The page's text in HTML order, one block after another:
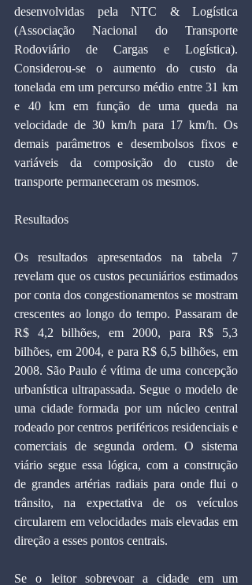
desenvolvidas pela NTC & Logística
(Associação Nacional do Transporte
Rodoviário de Cargas e Logística).
Considerou-se o aumento do custo da
tonelada em um percurso médio entre 31 km
e 40 km em função de uma queda na
velocidade de 30 km/h para 17 km/h. Os
demais parâmetros e desembolsos fixos e
variáveis da composição do custo de
transporte permaneceram os mesmos.
Resultados
Os resultados apresentados na tabela 7
revelam que os custos pecuniários estimados
por conta dos congestionamentos se mostram
crescentes ao longo do tempo. Passaram de
R$ 4,2 bilhões, em 2000, para R$ 5,3
bilhões, em 2004, e para R$ 6,5 bilhões, em
2008. São Paulo é vítima de uma concepção
urbanística ultrapassada. Segue o modelo de
uma cidade formada por um núcleo central
rodeado por centros periféricos residenciais e
comerciais de segunda ordem. O sistema
viário segue essa lógica, com a construção
de grandes artérias radiais para onde flui o
trânsito, na expectativa de os veículos
circularem em velocidades mais elevadas em
direção a esses pontos centrais.
Se o leitor sobrevoar a cidade em um